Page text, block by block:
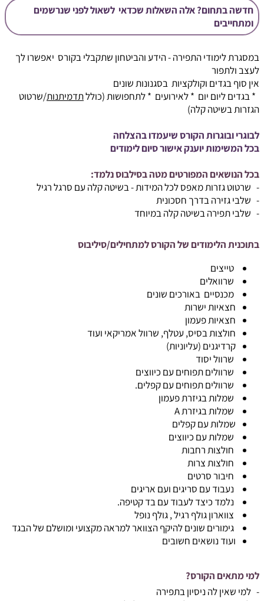
חדשה בתחום? אלה השאלות שכדאי לשאול לפני שנרשמים
ומתחייבים
במסגרתלימודי התפירה- הידע והביטחון שתקבלי בקורס יאפשרו לך
לעצב ולתפור
אין סוף בגדים וקולקציות בסגנונות שונים
* בגדים ליום יום * לאירועים * לתחפושות (כוללתדמיתנות/שרטוט
הגזרות בשיטה קלה)
לבוגרי ובוגרות הקורס שיעמדו בהצלחה
בכל המשימות יוענק אישור סיום לימודים
בכל הנושאים המפורטים מטה בסילבוס נלמד:
- שרטוט גזרות מאפס לכל המידות - בשיטה קלה עם סרגל רגיל
- שלבי גזירה בדרך חסכונית
- שלבי תפירה בשיטה קלה במיוחד
בתוכנית הלימודים של הקורס למתחילים/סיליבוס
טייצים
שרוואלים
מכנסיים באורכים שונים
חצאיות ישרות
חצאיות פעמון
חולצות בסיס, עטלף, שרוול אמריקאי ועוד
קרדיגנים (עליוניות)
שרוול יסוד
שרוולים תפוחים עם כיווצים
שרוולים תפוחים עם קפלים.
שמלות בגיזרת פעמון
שמלות בגיזרת A
שמלות עם קפלים
שמלות עם כיווצים
חולצות רחבות
חולצות צרות
חיבור סרטים
נעבוד עם סריגים ועם אריגים
נלמד כיצד לעבוד עם בד קטיפה.
צווארון גולף רגיל , גולף נופל
גימורים שונים להיקף הצוואר למראה מקצועי ומושלם של הבגד
ועוד נושאים חשובים
למי מתאים הקורס?
- למי שאין לה ניסיון בתפירה